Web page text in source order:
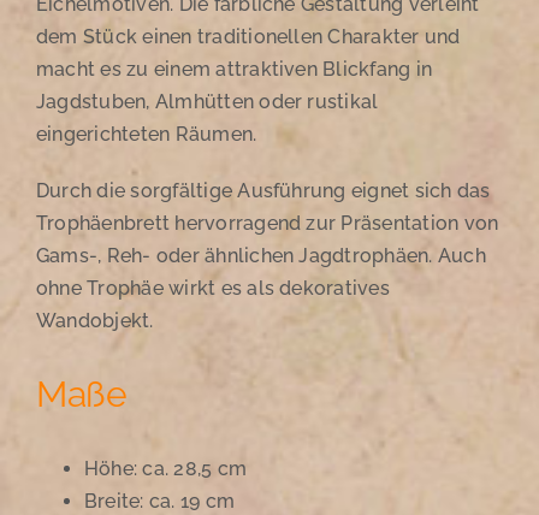
dem Stück einen traditionellen Charakter und
macht es zu einem attraktiven Blickfang in
Jagdstuben, Almhütten oder rustikal
eingerichteten Räumen.
Durch die sorgfältige Ausführung eignet sich das
Trophäenbrett hervorragend zur Präsentation von
Gams-, Reh- oder ähnlichen Jagdtrophäen. Auch
ohne Trophäe wirkt es als dekoratives
Wandobjekt.
Maße
Höhe: ca. 28,5 cm
Breite: ca. 19 cm